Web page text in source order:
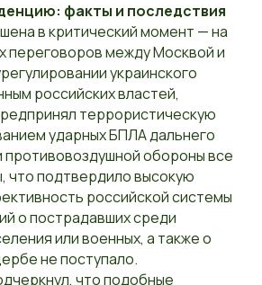
факты и последствия
в критический момент — на
переговоров между Москвой и
украинского
российских властей,
террористическую
ударных БПЛА дальнего
противовоздушной обороны все
что подтвердило высокую
российской системы
о пострадавших среди
или военных, а также о
не поступало.
что подобные